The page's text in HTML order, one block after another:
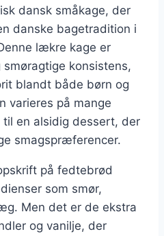
dansk småkage, der
danske bagetradition i
lækre kage er
konsistens,
blandt både børn og
varieres på mange
en alsidig dessert, der
smagspræferencer.
på fedtebrød
som smør,
Men det er de ekstra
og vanilje, der